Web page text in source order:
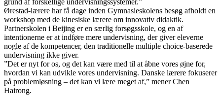
Ørestad-lærere har få dage inden Gymnasieskolens besøg afholdt en
workshop med de kinesiske lærere om innovativ didaktik.
Partnerskolen i Beijing er en særlig forsøgsskole, og en af
intentionerne er at indføre mere undervisning, der giver eleverne
nogle af de kompetencer, den traditionelle multiple choice-baserede
undervisning ikke giver.
”Det er nyt for os, og det kan være med til at åbne vores øjne for,
hvordan vi kan udvikle vores undervisning. Danske lærere fokuserer
på problemløsning – det kan vi lære meget af,” mener Chen
Hairong.